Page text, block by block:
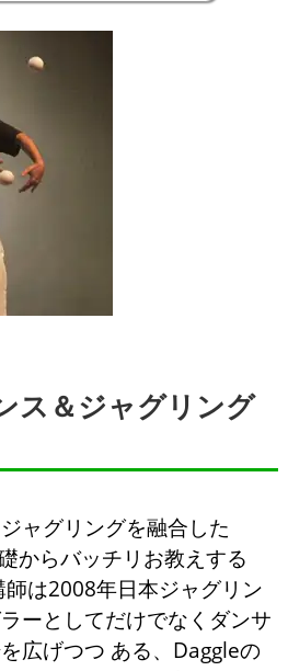
ス＆ジャグリング
ャグリングを融合した
からバッチリお教えする
師は2008年日本ジャグリン
ーとしてだけでなくダンサ
広げつつ ある、Daggleの